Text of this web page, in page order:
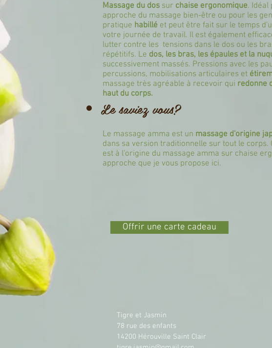
Le saviez vous?
Massage du dos sur chaise ergonomique. Idéal
approche du massage bien-être ou pour les
pratique habillé et peut être fait sur le temps
votre journée de travail. Il est également
lutter contre les tensions dans le dos ou les
répétitifs. Le dos, les bras, les épaules et la
successivement massés. Pressions avec les
percussions, mobilisations articulaires et
massage très agréable à recevoir qui redonne
haut du corps.
Le massage amma est un massage d'origine
dans sa version traditionnelle sur tout le corps.
est à l'origine du massage amma sur chaise
approche que je vous propose ici.
Offrir une carte cadeau
Tigre et Jasmin
78 rue des enfants
14200 Hérouville Saint Clair